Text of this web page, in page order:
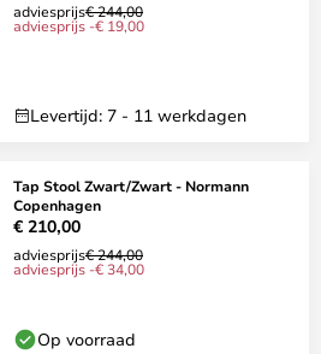
adviesprijs€ 244,00
adviesprijs -€ 19,00
Levertijd: 7 - 11 werkdagen
Tap Stool Zwart/Zwart - Normann
Copenhagen
€ 210,00
adviesprijs€ 244,00
adviesprijs -€ 34,00
Op voorraad